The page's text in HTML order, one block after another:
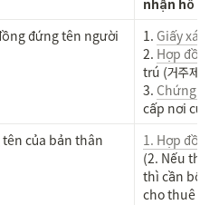
nhận hồ sơ
đứng tên người
1. Giấy xác
2. Hợp
trú (거주제공
3. Chứng
cấp nơi cư trú
của bản thân
1. Hợp
(2. Nếu
thì cần bổ
cho thuê